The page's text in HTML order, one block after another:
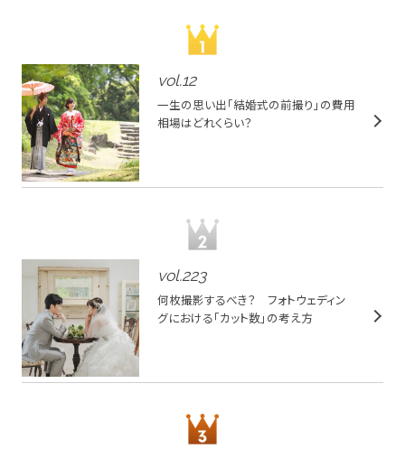
vol.12
一生の思い出「結婚式の前撮り」の費用
相場はどれくらい？
vol.223
何枚撮影するべき？ フォトウェディン
グにおける「カット数」の考え方